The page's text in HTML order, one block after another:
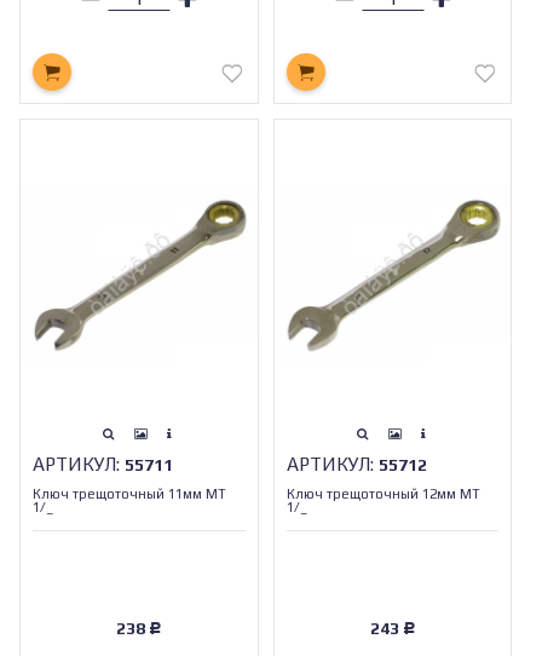
АРТИКУЛ: 55711
Ключ трещоточный 11мм МТ
1/_
238 Р
АРТИКУЛ: 55712
Ключ трещоточный 12мм МТ
1/_
243 Р